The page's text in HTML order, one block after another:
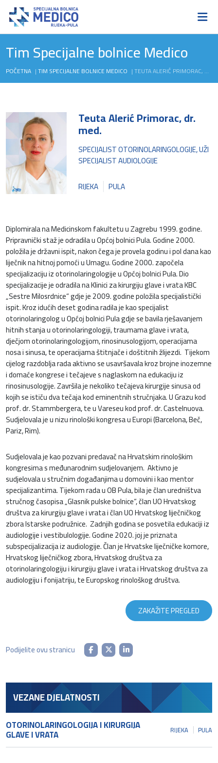
Tim Specijalne bolnice Medico
POČETNA |TIM SPECIJALNE BOLNICE MEDICO |TEUTA ALERIĆ PRIMORAC, DR. MED.
Teuta Alerić Primorac, dr.
med.
SPECIJALIST OTORINOLARINGOLOGIJE, UŽI
SPECIJALIST AUDIOLOGIJE
RIJEKA
PULA
Diplomirala na Medicinskom fakultetu u Zagrebu 1999. godine.
Pripravnički staž je odradila u Općoj bolnici Pula. Godine 2000.
položila je državni ispit, nakon čega je provela godinu i pol dana kao
liječnik na hitnoj pomoći u Umagu. Godine 2000. započela
specijalizaciju iz otorinolaringologije u Općoj bolnici Pula. Dio
specijalizacije je odradila na Klinici za kirurgiju glave i vrata KBC
„Sestre Milosrdnice“ gdje je 2009. godine položila specijalistički
ispit. Kroz idućih deset godina radila je kao specijalist
otorinolaringolog u Općoj bolnici Pula gdje se bavila rješavanjem
hitnih stanja u otorinolaringologiji, traumama glave i vrata,
dječjom otorinolaringologijom, rinosinusologijom, operacijama
nosa i sinusa, te operacijama štitnjače i doštitnih žlijezdi. Tijekom
cijelog razdoblja rada aktivno se usavršavala kroz brojne inozemne
i domaće kongrese i tečajeve s naglaskom na edukaciju iz
rinosinusologije. Završila je nekoliko tečajeva kirurgije sinusa od
kojih se ističu dva tečaja kod eminentnih stručnjaka. U Grazu kod
prof. dr. Stammbergera, te u Vareseu kod prof. dr. Castelnuova.
Sudjelovala je u nizu rinološki kongresa u Europi (Barcelona, Beč,
Pariz, Rim).
Sudjelovala je kao pozvani predavač na Hrvatskim rinološkim
kongresima s međunarodnim sudjelovanjem. Aktivno je
sudjelovala u stručnim događanjima u domovini i kao mentor
specijalizantima. Tijekom rada u OB Pula, bila je član uredništva
stručnog časopisa „Glasnik pulske bolnice“, član UO Hrvatskog
društva za kirurgiju glave i vrata i član UO Hrvatskog liječničkog
zbora Istarske podružnice. Zadnjih godina se posvetila edukaciji iz
audiologije i vestibulologije. Godine 2020. joj je priznata
subspecijalizacija iz audiologije. Član je Hrvatske liječničke komore,
Hrvatskog liječničkog zbora, Hrvatskog društva za
otorinolaringologiju i kirurgiju glave i vrata i Hrvatskog društva za
audiologiju i fonijatriju, te Europskog rinološkog društva.
ZAKAŽITE PREGLED
Podijelite ovu stranicu
VEZANE DJELATNOSTI
OTORINOLARINGOLOGIJA I KIRURGIJA
GLAVE I VRATA RIJEKA PULA